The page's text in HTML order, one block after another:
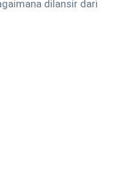
dilansir dari